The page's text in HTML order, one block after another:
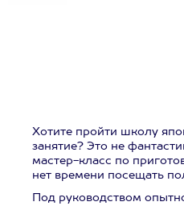
Хотите пройти школу
занятие? Это не
мастер-класс по
нет времени посещать
Под руководством